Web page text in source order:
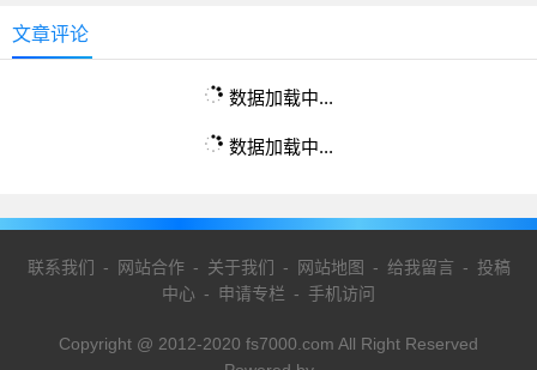
文章评论
数据加载中...
数据加载中...
联系我们 - 网站合作- 关于我们 - 网站地图 - 给我留言 - 投稿
中心 - 申请专栏 - 手机访问
Copyright @ 2012-2020 fs7000.com All Right Reserved